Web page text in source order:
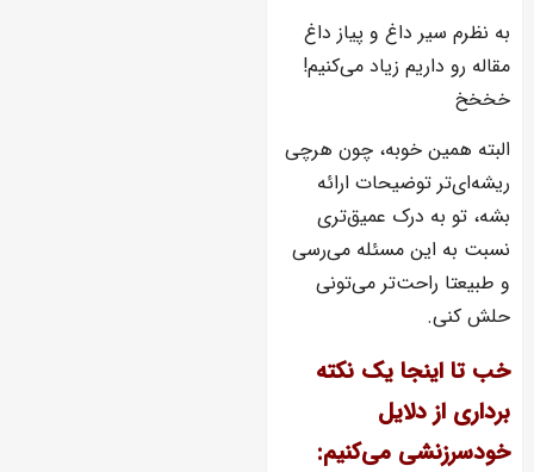
به نظرم سیر داغ و پیاز داغ
مقاله رو داریم زیاد می‌کنیم!
خخخخ
البته همین خوبه، چون هرچی
ریشه‌ای‌تر توضیحات ارائه
بشه، تو به درک عمیق‌تری
نسبت به این مسئله می‌رسی
و طبیعتا راحت‌تر می‌تونی
حلش کنی.
خب تا اینجا یک نکته
برداری از دلایل
خودسرزنشی می‌کنیم: